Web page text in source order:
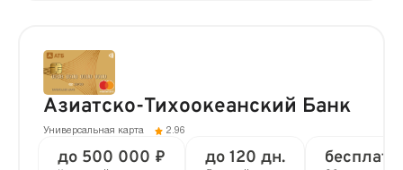
Азиатско-Тихоокеанский Банк
Универсальная карта 2.96
до 500 000 ₽ до 120 дн.